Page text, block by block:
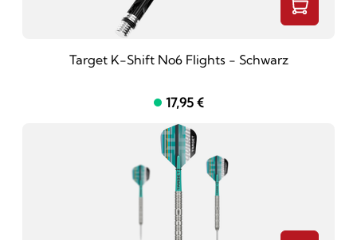
Target K-Shift No6 Flights - Schwarz
17,95 €